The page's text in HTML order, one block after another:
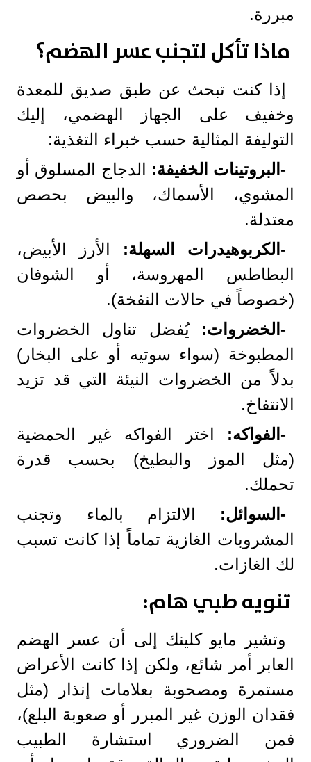
مبررة.
ماذا تأكل لتجنب عسر الهضم؟
إذا كنت تبحث عن طبق صديق للمعدة
وخفيف على الجهاز الهضمي، إليك
التوليفة المثالية حسب خبراء التغذية:
-البروتينات الخفيفة: الدجاج المسلوق أو
المشوي، الأسماك، والبيض بحصص
معتدلة.
- الكربوهيدرات السهلة: الأرز الأبيض،
البطاطس المهروسة، أو الشوفان
(خصوصاً في حالات النفخة).
-الخضروات: يُفضل تناول الخضروات
المطبوخة (سواء سوتيه أو على البخار)
بدلاً من الخضروات النيئة التي قد تزيد
الانتفاخ.
-الفواكه: اختر الفواكه غير الحمضية
(مثل الموز والبطيخ) بحسب قدرة
تحملك.
-السوائل: الالتزام بالماء وتجنب
المشروبات الغازية تماماً إذا كانت تسبب
لك الغازات.
تنويه طبي هام:
وتشير مايو كلينك إلى أن عسر الهضم
العابر أمر شائع، ولكن إذا كانت الأعراض
مستمرة ومصحوبة بعلامات إنذار (مثل
فقدان الوزن غير المبرر أو صعوبة البلع)،
فمن الضروري استشارة الطبيب